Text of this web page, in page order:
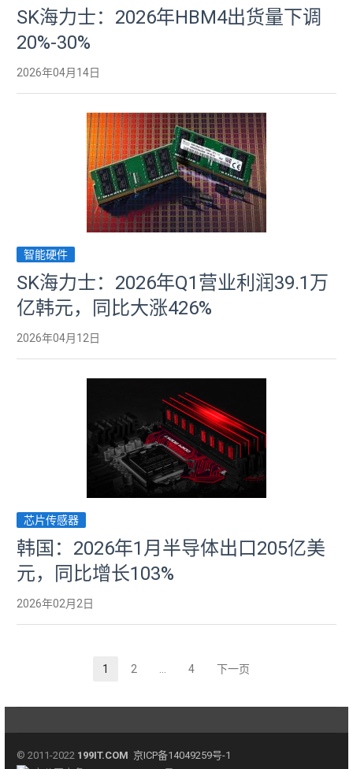
SK海力士：2026年HBM4出货量下调
20%-30%
2026年04月14日
智能硬件
SK海力士：2026年Q1营业利润39.1万
亿韩元，同比大涨426%
2026年04月12日
芯片传感器
韩国：2026年1月半导体出口205亿美
元，同比增长103%
2026年02月2日
1 2 4 下一页
© 2011-2022 199IT.COM 京ICP备14049259号-1